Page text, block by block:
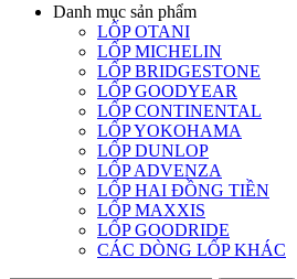
Danh mục sản phẩm
LỐP OTANI
LỐP MICHELIN
LỐP BRIDGESTONE
LỐP GOODYEAR
LỐP CONTINENTAL
LỐP YOKOHAMA
LỐP DUNLOP
LỐP ADVENZA
LỐP HAI ĐỒNG TIỀN
LỐP MAXXIS
LỐP GOODRIDE
CÁC DÒNG LỐP KHÁC